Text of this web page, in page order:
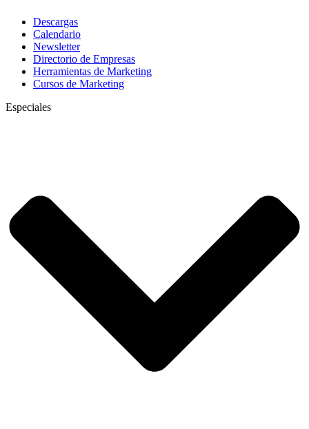
Descargas
Calendario
Newsletter
Directorio de Empresas
Herramientas de Marketing
Cursos de Marketing
Especiales